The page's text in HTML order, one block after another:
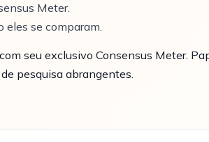
Meter.
eles se comparam.
seu exclusivo Consensus Meter.
pesquisa abrangentes.